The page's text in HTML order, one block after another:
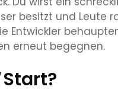
besitzt und Leute
Entwickler
erneut begegnen.